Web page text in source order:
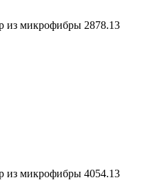
из микрофибры 2878.13
из микрофибры 4054.13